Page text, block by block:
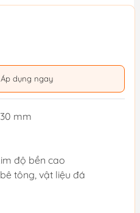
dụng ngay
mm
độ bền cao
tông, vật liệu đá